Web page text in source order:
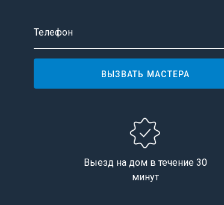
Телефон
ВЫЗВАТЬ МАСТЕРА
Выезд на дом в течение 30
минут